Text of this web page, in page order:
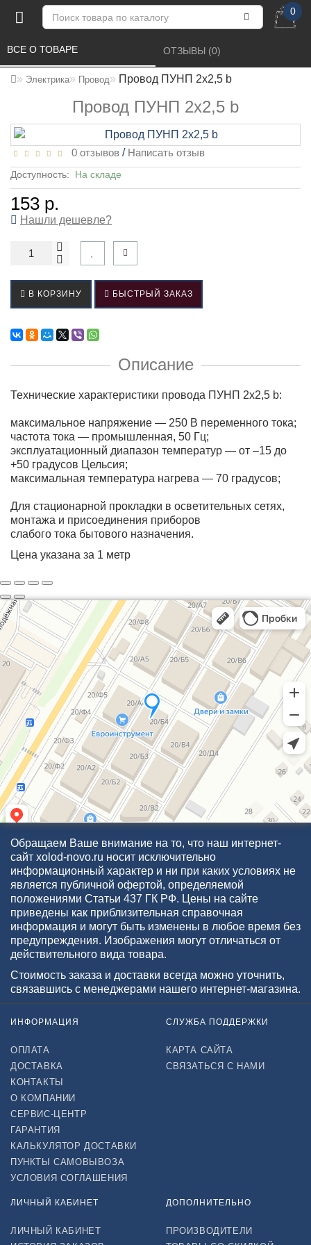
0
Электрика Провод Провод ПУНП 2х2,5 b
Провод ПУНП 2х2,5 b
ВСЕ О ТОВАРЕ ОТЗЫВЫ (0)
0 отзывов / Написать отзыв
Доступность: На складе
153 р.
Нашли дешевле?
В КОРЗИНУ БЫСТРЫЙ ЗАКАЗ
Описание
Технические характеристики провода ПУНП 2х2,5 b:
максимальное напряжение — 250 В переменного тока;
частота тока — промышленная, 50 Гц;
эксплуатационный диапазон температур — от –15 до
+50 градусов Цельсия;
максимальная температура нагрева — 70 градусов;
Для стационарной прокладки в осветительных сетях,
монтажа и присоединения приборов
слабого тока бытового назначения.
Цена указана за 1 метр
Обращаем Ваше внимание на то, что наш интернет-
сайт xolod-novo.ru носит исключительно
информационный характер и ни при каких условиях не
является публичной офертой, определяемой
положениями Статьи 437 ГК РФ. Цены на сайте
приведены как приблизительная справочная
информация и могут быть изменены в любое время без
предупреждения. Изображения могут отличаться от
действительного вида товара.
Стоимость заказа и доставки всегда можно уточнить,
связавшись с менеджерами нашего интернет-магазина.
ИНФОРМАЦИЯ
ОПЛАТА
ДОСТАВКА
КОНТАКТЫ
О КОМПАНИИ
СЕРВИС-ЦЕНТР
ГАРАНТИЯ
КАЛЬКУЛЯТОР ДОСТАВКИ
ПУНКТЫ САМОВЫВОЗА
УСЛОВИЯ СОГЛАШЕНИЯ
СЛУЖБА ПОДДЕРЖКИ
КАРТА САЙТА
СВЯЗАТЬСЯ С НАМИ
ЛИЧНЫЙ КАБИНЕТ
ЛИЧНЫЙ КАБИНЕТ
ДОПОЛНИТЕЛЬНО
ПРОИЗВОДИТЕЛИ